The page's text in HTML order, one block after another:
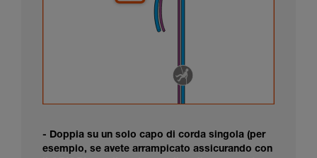
- Doppia su un solo capo di corda singola (per
esempio, se avete arrampicato assicurando con